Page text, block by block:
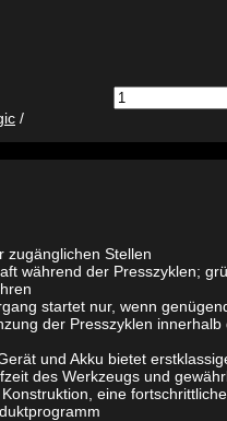
Milwaukee
M12HPT-
M-
SET
zugänglichen Stellen
während der Presszyklen;
startet nur, wenn
der Presszyklen
und Akku bietet
des Werkzeugs und
eine